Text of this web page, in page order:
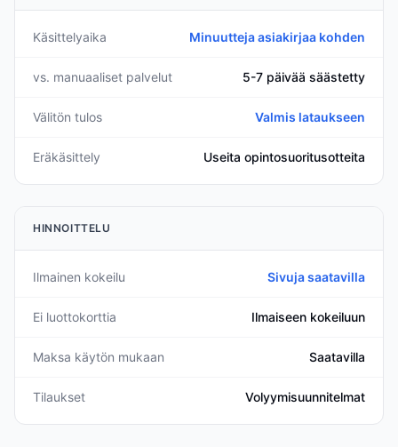
Käsittelyaika Minuutteja asiakirjaa kohden
vs. manuaaliset palvelut 5-7 päivää säästetty
Välitön tulos Valmis lataukseen
Eräkäsittely Useita opintosuoritusotteita
HINNOITTELU
Ilmainen kokeilu Sivuja saatavilla
Ei luottokorttia Ilmaiseen kokeiluun
Maksa käytön mukaan Saatavilla
Tilaukset Volyymisuunnitelmat